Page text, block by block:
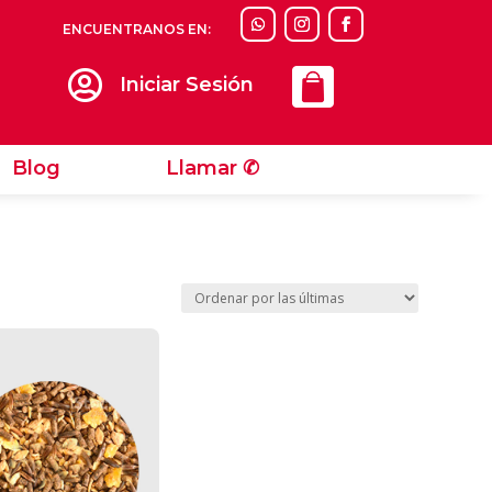
ENCUENTRANOS EN:
 Iniciar Sesión
Blog Llamar ✆
Llamar ✆